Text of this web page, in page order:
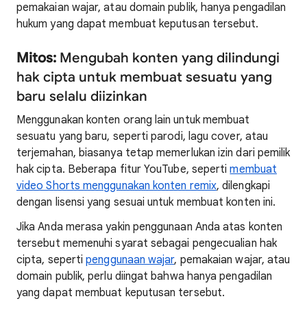
pemakaian wajar, atau domain publik, hanya pengadilan
hukum yang dapat membuat keputusan tersebut.
Mitos: Mengubah konten yang dilindungi
hak cipta untuk membuat sesuatu yang
baru selalu diizinkan
Menggunakan konten orang lain untuk membuat
sesuatu yang baru, seperti parodi, lagu cover, atau
terjemahan, biasanya tetap memerlukan izin dari pemilik
hak cipta. Beberapa fitur YouTube, sepertimembuat
video Shorts menggunakan konten remix, dilengkapi
dengan lisensi yang sesuai untuk membuat konten ini.
Jika Anda merasa yakin penggunaan Anda atas konten
tersebut memenuhi syarat sebagai pengecualian hak
cipta, sepertipenggunaan wajar, pemakaian wajar, atau
domain publik, perlu diingat bahwa hanya pengadilan
yang dapat membuat keputusan tersebut.